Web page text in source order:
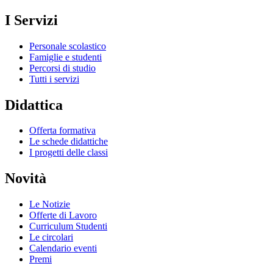
I Servizi
Personale scolastico
Famiglie e studenti
Percorsi di studio
Tutti i servizi
Didattica
Offerta formativa
Le schede didattiche
I progetti delle classi
Novità
Le Notizie
Offerte di Lavoro
Curriculum Studenti
Le circolari
Calendario eventi
Premi